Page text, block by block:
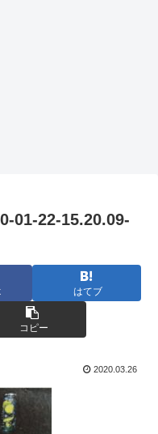
01-22-15.20.09-
はてブ
コピー
2020.03.26